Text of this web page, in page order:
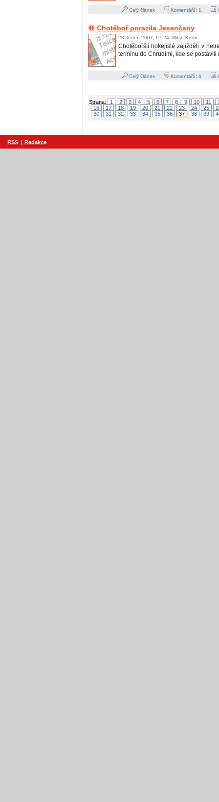
Celý článek Komentářů: 1
Chotěboř porazila Jesenčany
28. leden 2007, 07:24, Milan Knob
Chotěbořští hokejisté zajížděli v
termínu do Chrudimi, kde se postavili
Celý článek Komentářů: 6
Strana: 1 2 3 4 5 6 7 8 9 10 11
16
17 18 19 20 21 22 23 24 25
30
31 32 33 34 35 36 37 38 39
RSS | Redakce